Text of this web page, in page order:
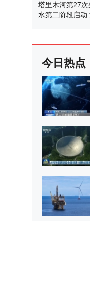
塔里木河第27
水第二阶段启动
今日热点